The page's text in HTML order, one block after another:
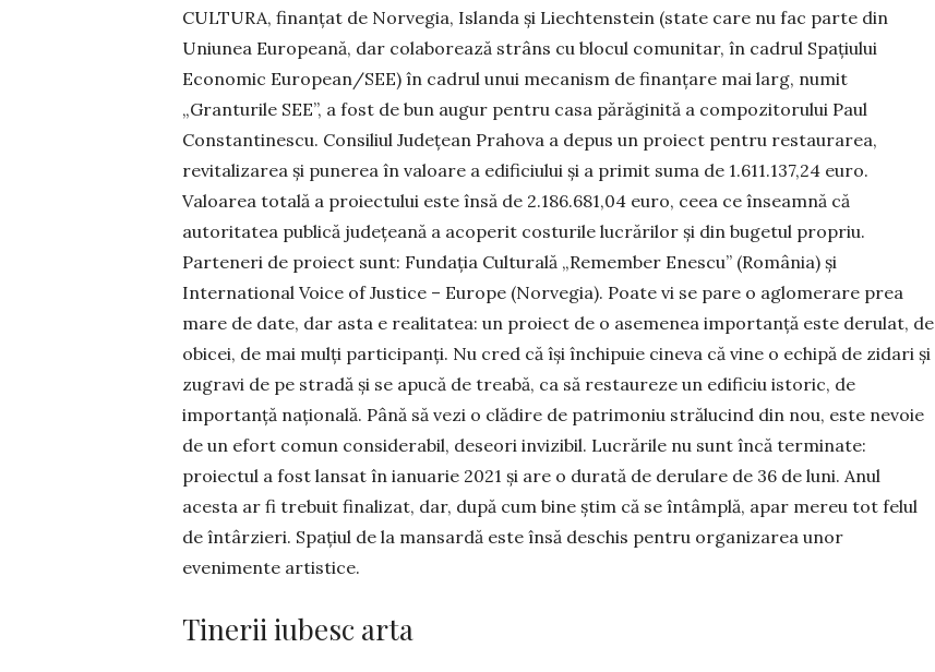
CULTURA, finanțat de Norvegia, Islanda și Liechtenstein (state care nu fac parte din
Uniunea Europeană, dar colaborează strâns cu blocul comunitar, în cadrul Spațiului
Economic European/SEE) în cadrul unui mecanism de finanțare mai larg, numit
„Granturile SEE”, a fost de bun augur pentru casa părăginită a compozitorului Paul
Constantinescu. Consiliul Județean Prahova a depus un proiect pentru restaurarea,
revitalizarea și punerea în valoare a edificiului și a primit suma de 1.611.137,24 euro.
Valoarea totală a proiectului este însă de 2.186.681,04 euro, ceea ce înseamnă că
autoritatea publică județeană a acoperit costurile lucrărilor și din bugetul propriu.
Parteneri de proiect sunt: Fundația Culturală „Remember Enescu” (România) și
International Voice of Justice – Europe (Norvegia). Poate vi se pare o aglomerare prea
mare de date, dar asta e realitatea: un proiect de o asemenea importanță este derulat, de
obicei, de mai mulți participanți. Nu cred că își închipuie cineva că vine o echipă de zidari și
zugravi de pe stradă și se apucă de treabă, ca să restaureze un edificiu istoric, de
importanță națională. Până să vezi o clădire de patrimoniu strălucind din nou, este nevoie
de un efort comun considerabil, deseori invizibil. Lucrările nu sunt încă terminate:
proiectul a fost lansat în ianuarie 2021 și are o durată de derulare de 36 de luni. Anul
acesta ar fi trebuit finalizat, dar, după cum bine știm că se întâmplă, apar mereu tot felul
de întârzieri. Spațiul de la mansardă este însă deschis pentru organizarea unor
evenimente artistice.
Tinerii iubesc arta